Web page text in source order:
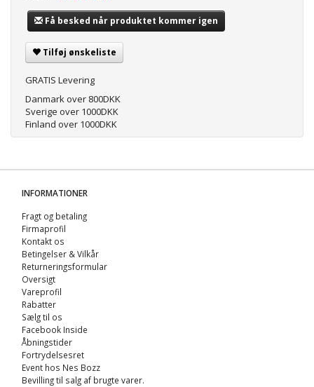
Få besked når produktet kommer igen
Tilføj ønskeliste
GRATIS Levering
Danmark over 800DKK
Sverige over 1000DKK
Finland over 1000DKK
INFORMATIONER
Fragt og betaling
Firmaprofil
Kontakt os
Betingelser & Vilkår
Returneringsformular
Oversigt
Vareprofil
Rabatter
Sælg til os
Facebook Inside
Åbningstider
Fortrydelsesret
Event hos Nes Bozz
Bevilling til salg af brugte varer.